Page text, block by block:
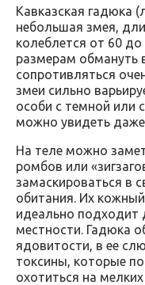
Кавказская гадюка
небольшая змея,
колеблется от 60
размерам обмануть
сопротивляться
змеи сильно
особи с темной или
можно увидеть
На теле можно
ромбов или
замаскироваться в
обитания. Их
идеально подходит
местности. Гадюка
ядовитости, в ее
токсины, которые
охотиться на